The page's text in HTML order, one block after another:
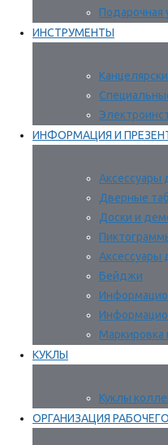
Подарочная
ИНСТРУМЕНТЫ
ИНФОРМАЦИЯ И
Аксессуары
Дверные
Доски и
Аксессуары
Бейджи
Маркировка
КУКЛЫ
Куклы
ОРГАНИЗАЦИЯ